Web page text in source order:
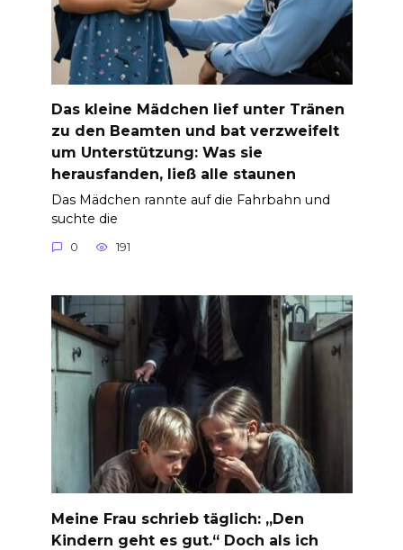
Das kleine Mädchen lief unter Tränen
zu den Beamten und bat verzweifelt
um Unterstützung: Was sie
herausfanden, ließ alle staunen
Das Mädchen rannte auf die Fahrbahn und
suchte die
0 191
Meine Frau schrieb täglich: „Den
Kindern geht es gut.“ Doch als ich